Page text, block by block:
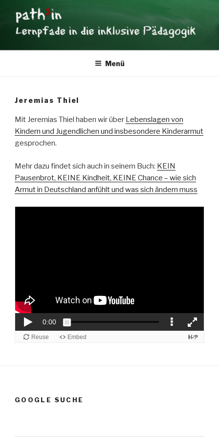
Inhalt
springen
PATH2IN
Menü
Jeremias Thiel
Mit Jeremias Thiel haben wir über Lebenslagen von
Kindern und Jugendlichen und insbesondere Kinderarmut
gesprochen.
Mehr dazu findet sich auch in seinem Buch: KEIN
Pausenbrot, KEINE Kindheit, KEINE Chance – wie sich
Armut in Deutschland anfühlt und was sich ändern muss
GOOGLE SUCHE